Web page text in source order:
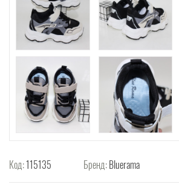
Код:115135 Бренд:Bluerama